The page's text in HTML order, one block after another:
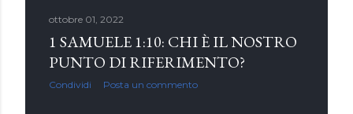
ottobre 01, 2022
1 SAMUELE 1:10: CHI È IL NOSTRO
PUNTO DI RIFERIMENTO?
Condividi Posta un commento